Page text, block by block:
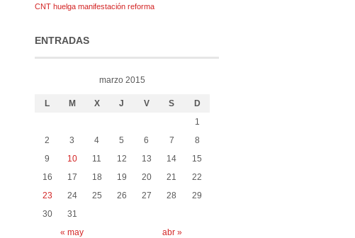
CNT huelga manifestación reforma
ENTRADAS
marzo 2015
L M X J V S D
« may abr »
1
2
3 4 5 6 7
8
9
10 11 12 13 14
15
16
17 18 19 20 21
22
23
24 25 26 27 28
29
30
31